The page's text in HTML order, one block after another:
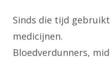
Sinds die tijd
medicijnen.
Bloedverdunners,